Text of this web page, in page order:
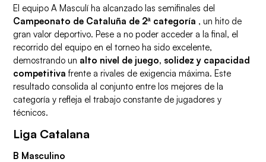
El equipo A Masculí ha alcanzado las semifinales del
Campeonato de Cataluña de 2ª categoría , un hito de
gran valor deportivo. Pese a no poder acceder a la final, el
recorrido del equipo en el torneo ha sido excelente,
demostrando un alto nivel de juego, solidez y capacidad
competitiva frente a rivales de exigencia máxima. Este
resultado consolida al conjunto entre los mejores de la
categoría y refleja el trabajo constante de jugadores y
técnicos.
Liga Catalana
B Masculino